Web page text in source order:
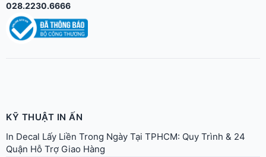
028.2230.6666
KỸ THUẬT IN ẤN
In Decal Lấy Liền Trong Ngày Tại TPHCM: Quy Trình & 24
Quận Hỗ Trợ Giao Hàng